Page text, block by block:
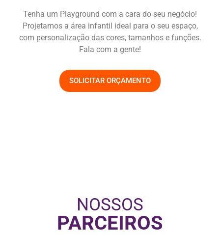
Tenha um Playground com a cara do seu negócio!
Projetamos a área infantil ideal para o seu espaço,
com personalização das cores, tamanhos e funções.
Fala com a gente!
SOLICITAR ORÇAMENTO
NOSSOS
PARCEIROS